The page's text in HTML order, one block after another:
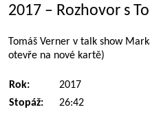
2017 – Rozhovor s
Tomáš Verner v talk show
otevře na nové kartě)
Rok:
2017
Stopáž:
26:42